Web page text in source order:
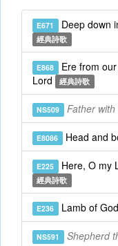
E671 Deep down
經典詩歌
E868 Ere from our
Lord
經典詩歌
NS509 Father
E8086 Head and
E225 Here, O my
經典詩歌
E236 Lamb of
NS591 Shepherd